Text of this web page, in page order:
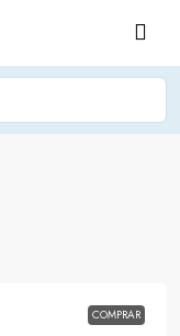
COMPRAR